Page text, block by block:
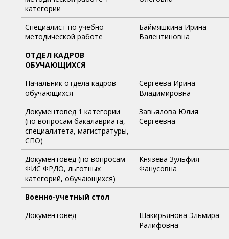
категории
Специалист по учебно-
методической работе
Баймяшкина Ирина
Валентиновна
ОТДЕЛ КАДРОВ
ОБУЧАЮЩИХСЯ
Начальник отдела кадров
обучающихся
Сергеева Ирина
Владимировна
Документовед 1 категории
(по вопросам бакалавриата,
специалитета, магистратуры,
СПО)
Завьялова Юлия
Сергеевна
Документовед (по вопросам
ФИС ФРДО, льготных
категорий, обучающихся)
Князева Зульфия
Фанусовна
Военно-учетный стол
Документовед
Шакирьянова Эльмира
Ралифовна